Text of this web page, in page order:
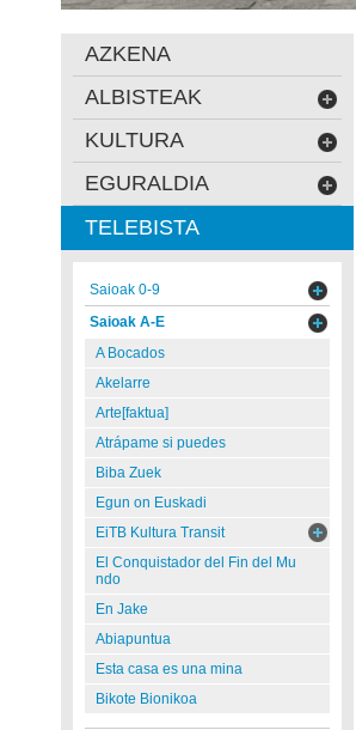
AZKENA
ALBISTEAK
KULTURA
EGURALDIA
TELEBISTA
Saioak 0-9
Saioak A-E
A Bocados
Akelarre
Arte[faktua]
Atrápame si puedes
Biba Zuek
Egun on Euskadi
EiTB Kultura Transit
El Conquistador del Fin del Mu
ndo
En Jake
Abiapuntua
Esta casa es una mina
Bikote Bionikoa